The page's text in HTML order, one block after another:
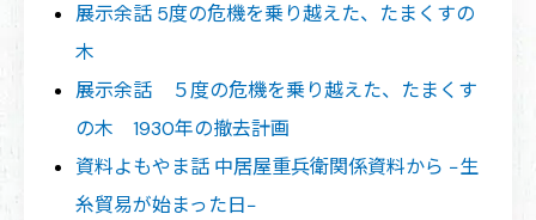
展示余話 5度の危機を乗り越えた、たまくすの
木
展示余話 ５度の危機を乗り越えた、たまくす
の木 1930年の撤去計画
資料よもやま話 中居屋重兵衛関係資料から −生
糸貿易が始まった日−